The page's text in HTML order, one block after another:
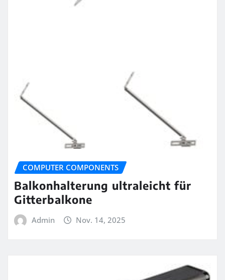
COMPUTER COMPONENTS
Balkonhalterung ultraleicht für
Gitterbalkone
Admin Nov. 14, 2025